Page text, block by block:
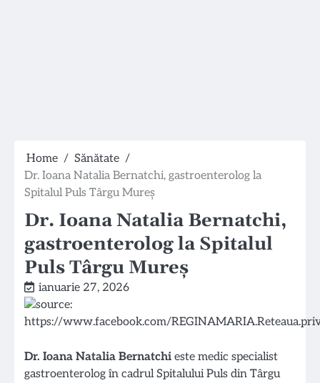
Home
Sănătate
Dr. Ioana Natalia Bernatchi, gastroenterolog la
Spitalul Puls Târgu Mureș
Dr. Ioana Natalia Bernatchi,
gastroenterolog la Spitalul
Puls Târgu Mureș
ianuarie 27, 2026
Dr. Ioana Natalia Bernatchi este medic specialist
gastroenterolog în cadrul Spitalului Puls din Târgu